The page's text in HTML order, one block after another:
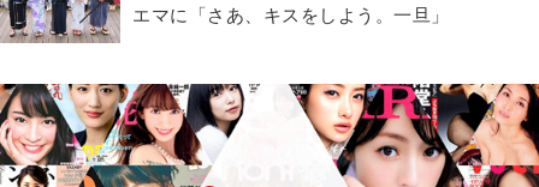
エマに「さあ、キスをしよう。一旦」